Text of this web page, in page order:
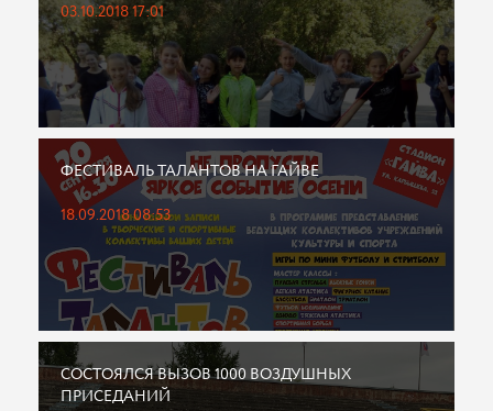
03.10.2018 17:01
ФЕСТИВАЛЬ ТАЛАНТОВ НА ГАЙВЕ
18.09.2018 08:53
СОСТОЯЛСЯ ВЫЗОВ 1000 ВОЗДУШНЫХ
ПРИСЕДАНИЙ